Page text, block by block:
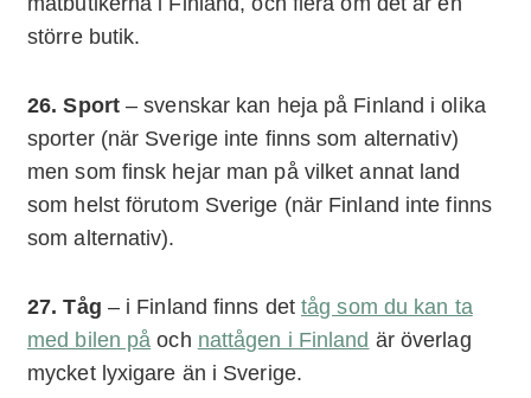
större butik.
26. Sport– svenskar kan heja på Finland i olika
sporter (när Sverige inte finns som alternativ)
men som finsk hejar man på vilket annat land
som helst förutom Sverige (när Finland inte finns
som alternativ).
27. Tåg – i Finland finns dettåg som du kan ta
med bilen på och nattågen i Finland är överlag
mycket lyxigare än i Sverige.